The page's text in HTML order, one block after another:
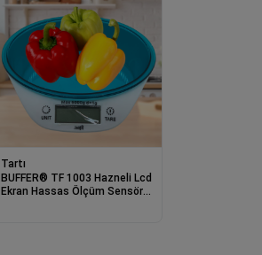
Tartı
BUFFER® TF 1003 Hazneli Lcd
Ekran Hassas Ölçüm Sensörlü